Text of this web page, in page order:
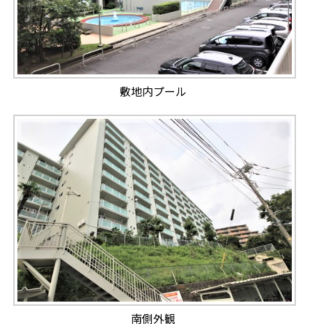
敷地内プール
南側外観